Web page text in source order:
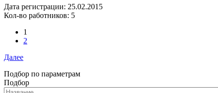
Дата регистрации: 25.02.2015
Кол-во работников: 5
1
2
Далее
Подбор по параметрам
Подбор